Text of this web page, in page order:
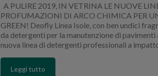
A PULIRE 2019, IN VETRINA LE NUOVE
PROFUMAZIONI DI ARCO CHIMICA PER
GREEN! Deofly Linea Isole, con ben undici
da detergenti per la manutenzione di
nuova linea di detergenti professionali a
Leggi tutto